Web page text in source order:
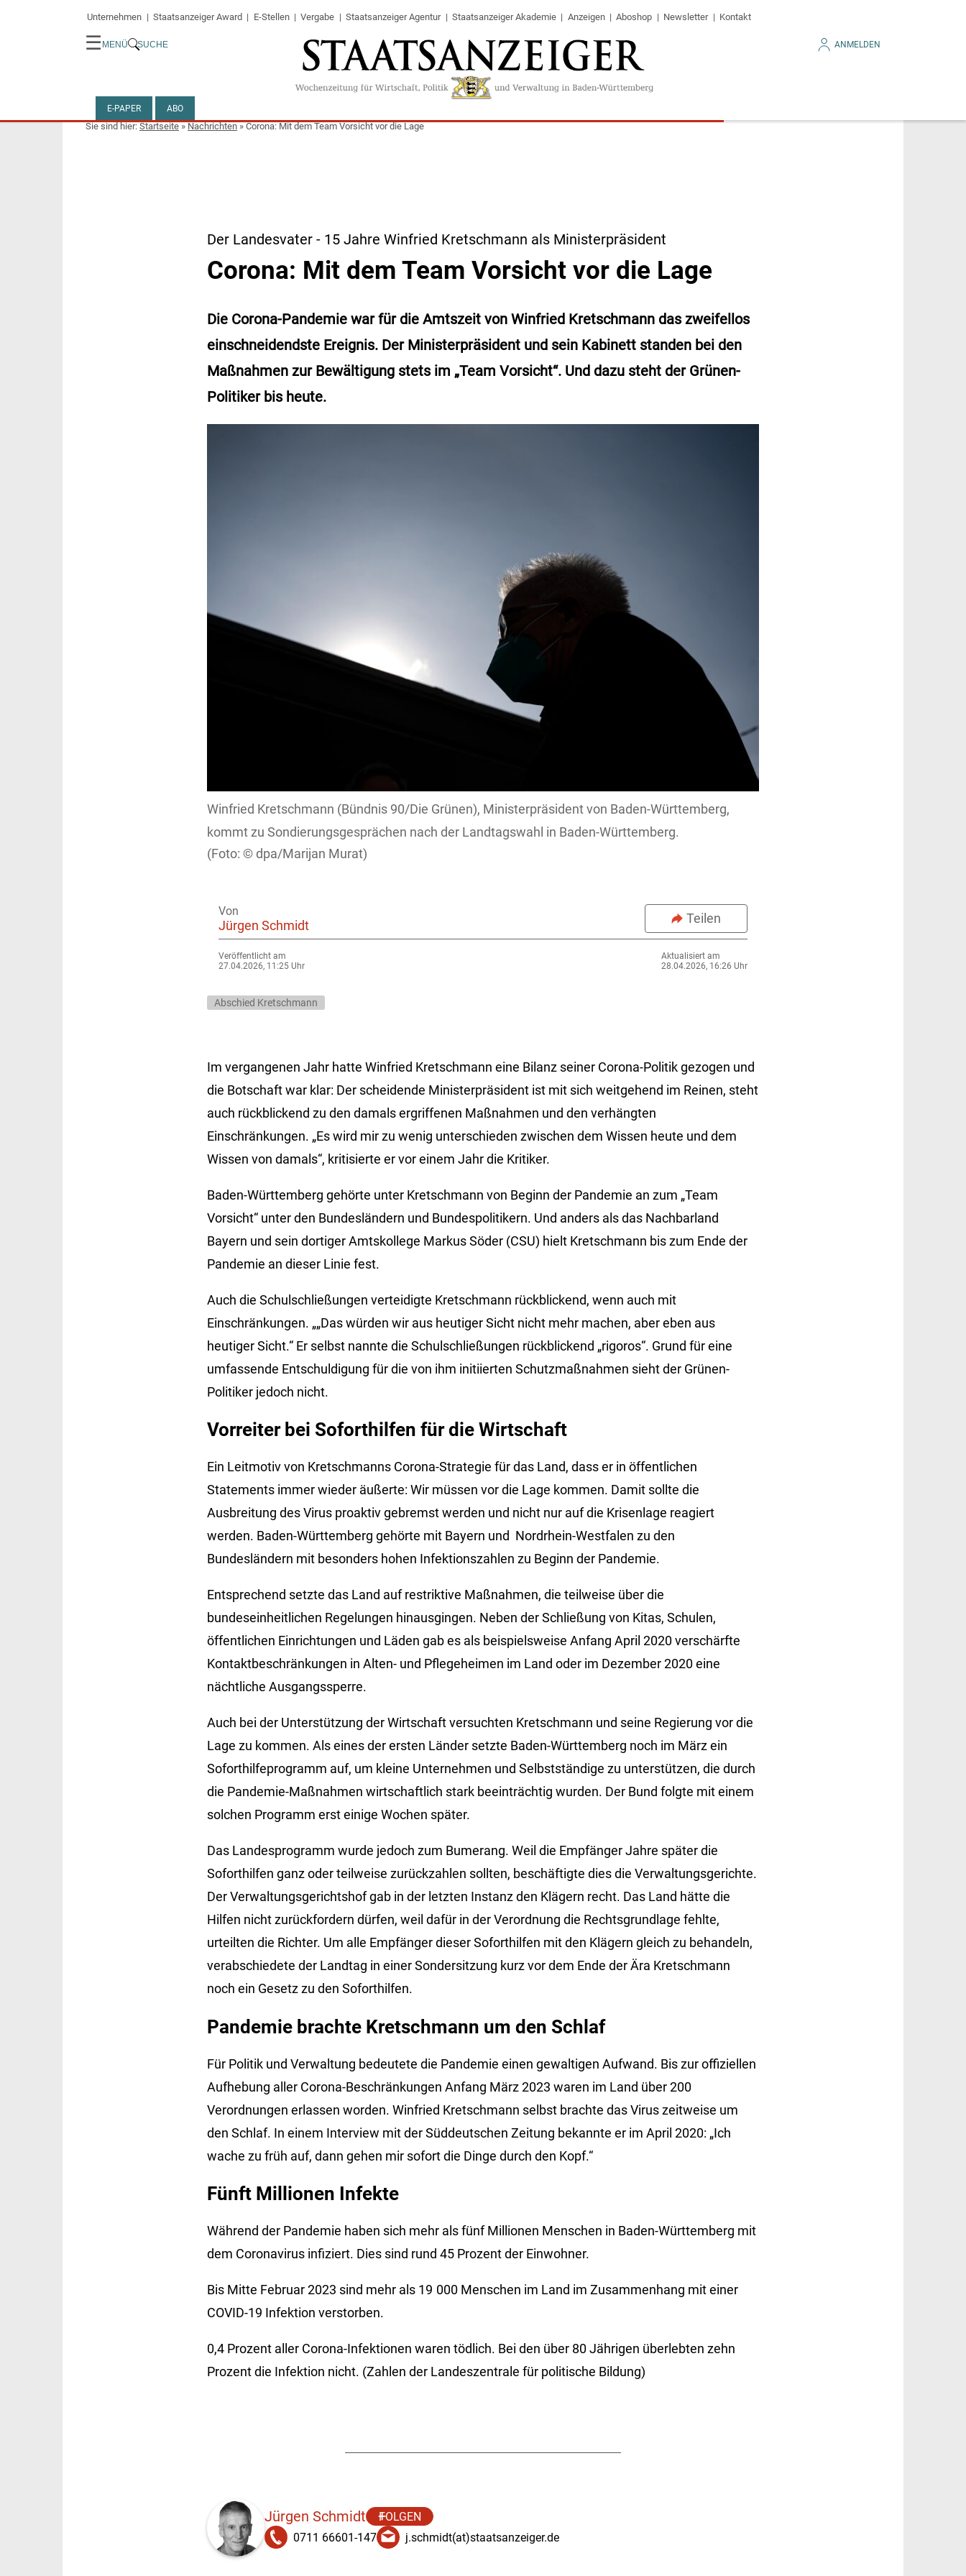
Unternehmen Staatsanzeiger Award E-Stellen Vergabe Staatsanzeiger Agentur Staatsanzeiger Akademie Anzeigen Aboshop Newsletter Kontakt
☰ MENÜ SUCHE ANMELDEN
E-PAPER ABO
Startseite»Nachrichten»Corona: Mit dem Team Vorsicht vor die Lage
Der Landesvater - 15 Jahre Winfried Kretschmann als Ministerpräsident
Corona: Mit dem Team Vorsicht vor die Lage
Die Corona-Pandemie war für die Amtszeit von Winfried Kretschmann das zweifellos
einschneidendste Ereignis. Der Ministerpräsident und sein Kabinett standen bei den
Maßnahmen zur Bewältigung stets im „Team Vorsicht“. Und dazu steht der Grünen-
Politiker bis heute.
Winfried Kretschmann (Bündnis 90/Die Grünen), Ministerpräsident von Baden-Württemberg,
kommt zu Sondierungsgesprächen nach der Landtagswahl in Baden-Württemberg.
dpa/Marijan Murat)
Von
Jürgen Schmidt Teilen
Veröffentlicht am
27.04.2026, 11:25 Uhr
Aktualisiert am
28.04.2026, 16:26 Uhr
Abschied Kretschmann
Im vergangenen Jahr hatte Winfried Kretschmann eine Bilanz seiner Corona-Politik gezogen und
die Botschaft war klar: Der scheidende Ministerpräsident ist mit sich weitgehend im Reinen, steht
auch rückblickend zu den damals ergriffenen Maßnahmen und den verhängten
Einschränkungen. „Es wird mir zu wenig unterschieden zwischen dem Wissen heute und dem
Wissen von damals“, kritisierte er vor einem Jahr die Kritiker.
Baden-Württemberg gehörte unter Kretschmann von Beginn der Pandemie an zum „Team
Vorsicht“ unter den Bundesländern und Bundespolitikern. Und anders als das Nachbarland
Bayern und sein dortiger Amtskollege Markus Söder (CSU) hielt Kretschmann bis zum Ende der
Pandemie an dieser Linie fest.
Auch die Schulschließungen verteidigte Kretschmann rückblickend, wenn auch mit
Einschränkungen. „„Das würden wir aus heutiger Sicht nicht mehr machen, aber eben aus
heutiger Sicht.“ Er selbst nannte die Schulschließungen rückblickend „rigoros“. Grund für eine
umfassende Entschuldigung für die von ihm initiierten Schutzmaßnahmen sieht der Grünen-
Politiker jedoch nicht.
Vorreiter bei Soforthilfen für die Wirtschaft
Ein Leitmotiv von Kretschmanns Corona-Strategie für das Land, dass er in öffentlichen
Statements immer wieder äußerte: Wir müssen vor die Lage kommen. Damit sollte die
Ausbreitung des Virus proaktiv gebremst werden und nicht nur auf die Krisenlage reagiert
werden. Baden-Württemberg gehörte mit Bayern und Nordrhein-Westfalen zu den
Bundesländern mit besonders hohen Infektionszahlen zu Beginn der Pandemie.
Entsprechend setzte das Land auf restriktive Maßnahmen, die teilweise über die
bundeseinheitlichen Regelungen hinausgingen. Neben der Schließung von Kitas, Schulen,
öffentlichen Einrichtungen und Läden gab es als beispielsweise Anfang April 2020 verschärfte
Kontaktbeschränkungen in Alten- und Pflegeheimen im Land oder im Dezember 2020 eine
nächtliche Ausgangssperre.
Auch bei der Unterstützung der Wirtschaft versuchten Kretschmann und seine Regierung vor die
Lage zu kommen. Als eines der ersten Länder setzte Baden-Württemberg noch im März ein
Soforthilfeprogramm auf, um kleine Unternehmen und Selbstständige zu unterstützen, die durch
die Pandemie-Maßnahmen wirtschaftlich stark beeinträchtig wurden. Der Bund folgte mit einem
solchen Programm erst einige Wochen später.
Das Landesprogramm wurde jedoch zum Bumerang. Weil die Empfänger Jahre später die
Soforthilfen ganz oder teilweise zurückzahlen sollten, beschäftigte dies die Verwaltungsgerichte.
Der Verwaltungsgerichtshof gab in der letzten Instanz den Klägern recht. Das Land hätte die
Hilfen nicht zurückfordern dürfen, weil dafür in der Verordnung die Rechtsgrundlage fehlte,
urteilten die Richter. Um alle Empfänger dieser Soforthilfen mit den Klägern gleich zu behandeln,
verabschiedete der Landtag in einer Sondersitzung kurz vor dem Ende der Ära Kretschmann
noch ein Gesetz zu den Soforthilfen.
Pandemie brachte Kretschmann um den Schlaf
Für Politik und Verwaltung bedeutete die Pandemie einen gewaltigen Aufwand. Bis zur offiziellen
Aufhebung aller Corona-Beschränkungen Anfang März 2023 waren im Land über 200
Verordnungen erlassen worden. Winfried Kretschmann selbst brachte das Virus zeitweise um
den Schlaf. In einem Interview mit der Süddeutschen Zeitung bekannte er im April 2020: „Ich
wache zu früh auf, dann gehen mir sofort die Dinge durch den Kopf.“
Fünft Millionen Infekte
Während der Pandemie haben sich mehr als fünf Millionen Menschen in Baden-Württemberg mit
dem Coronavirus infiziert. Dies sind rund 45 Prozent der Einwohner.
Bis Mitte Februar 2023 sind mehr als 19 000 Menschen im Land im Zusammenhang mit einer
COVID-19 Infektion verstorben.
0,4 Prozent aller Corona-Infektionen waren tödlich. Bei den über 80 Jährigen überlebten zehn
Prozent die Infektion nicht. (Zahlen der Landeszentrale für politische Bildung)
Jürgen Schmidt
FOLGEN
0711 66601-147
j.schmidt(at)staatsanzeiger.de